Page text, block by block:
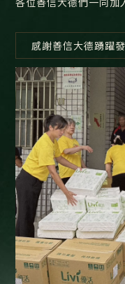
感謝善信大德踴躍